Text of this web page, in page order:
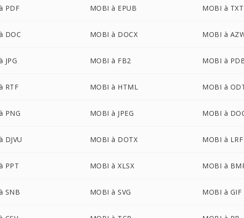
PDF MOBI à EPUB MOBI à TXT
DOC MOBI à DOCX MOBI à
JPG MOBI à FB2 MOBI à
RTF MOBI à HTML MOBI à
PNG MOBI à JPEG MOBI à
DJVU MOBI à DOTX MOBI à LRF
PPT MOBI à XLSX MOBI à
SNB MOBI à SVG MOBI à GIF